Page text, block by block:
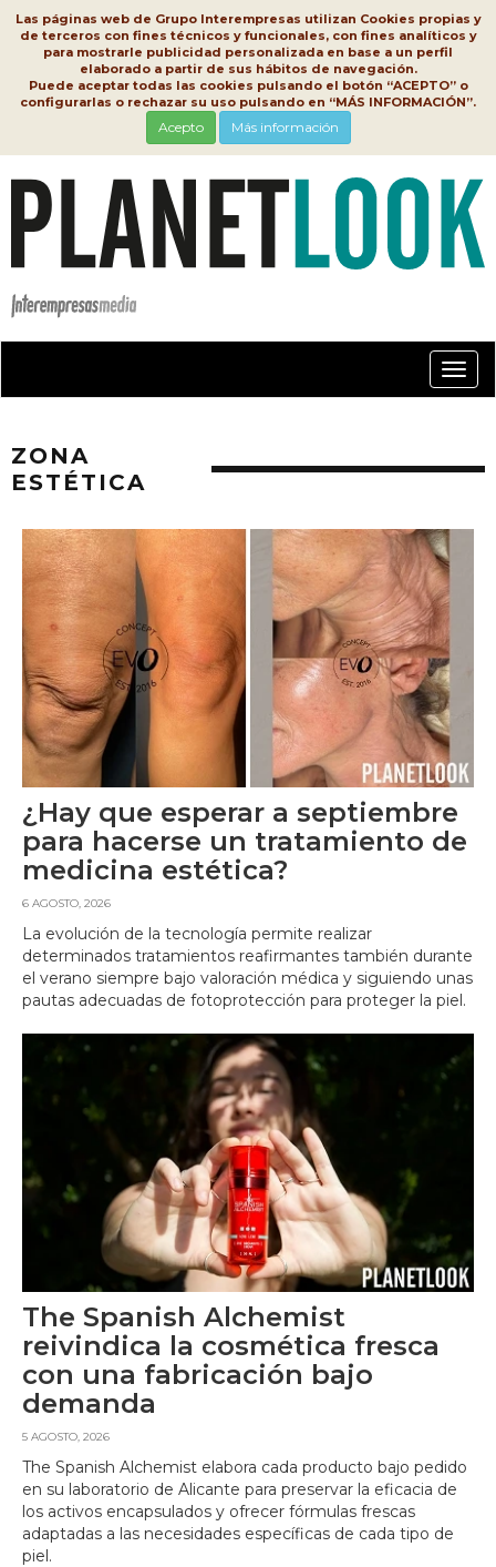
Las páginas web de Grupo Interempresas utilizan Cookies propias y
de terceros con fines técnicos y funcionales, con fines analíticos y
para mostrarle publicidad personalizada en base a un perfil
elaborado a partir de sus hábitos de navegación.
Puede aceptar todas las cookies pulsando el botón “ACEPTO” o
configurarlas o rechazar su uso pulsando en “MÁS INFORMACIÓN”.
Acepto Más información
ZONA
ESTÉTICA
¿Hay que esperar a septiembre
para hacerse un tratamiento de
medicina estética?
6 AGOSTO, 2026
La evolución de la tecnología permite realizar
determinados tratamientos reafirmantes también durante
el verano siempre bajo valoración médica y siguiendo unas
pautas adecuadas de fotoprotección para proteger la piel.
The Spanish Alchemist
reivindica la cosmética fresca
con una fabricación bajo
demanda
5 AGOSTO, 2026
The Spanish Alchemist elabora cada producto bajo pedido
en su laboratorio de Alicante para preservar la eficacia de
los activos encapsulados y ofrecer fórmulas frescas
adaptadas a las necesidades específicas de cada tipo de
piel.